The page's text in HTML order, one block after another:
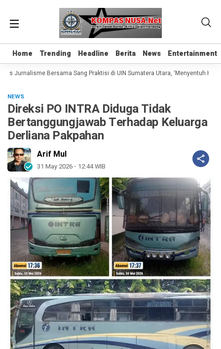
Home Trending Headline Berita News Entertainment
Home Trending Headline Berita News Entertainment
Jurnalisme Bersama Sang Praktisi di UIN Sumatera Utara, ‘Menyentuh Hati
NEWS
Direksi PO INTRA Diduga Tidak
Bertanggungjawab Terhadap Keluarga
Derliana Pakpahan
Arif Mul
31 May 2026 - 12:44 WIB